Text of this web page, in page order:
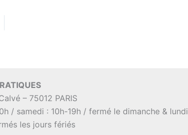
– 75012 PARIS
/ samedi : 10h-19h / fermé le dimanche & lundi
les jours fériés